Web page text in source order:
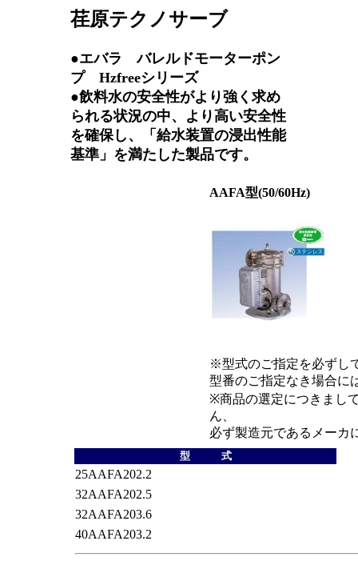
荏原テクノサーブ
●エバラ バレルドモーターポン
プ Hzfreeシリーズ
●飲料水の安全性がより強く求め
られる状況の中、より高い安全性
を確保し、「給水装置の浸出性能
基準」を満たした製品です。
AAFA型(50/60Hz)
※型式のご指定を必ずし
型番のご指定なき場合に
※商品の選定につきまし
ん、
必ず製造元であるメーカ
型 式
25AAFA202.2
32AAFA202.5
32AAFA203.6
40AAFA203.2